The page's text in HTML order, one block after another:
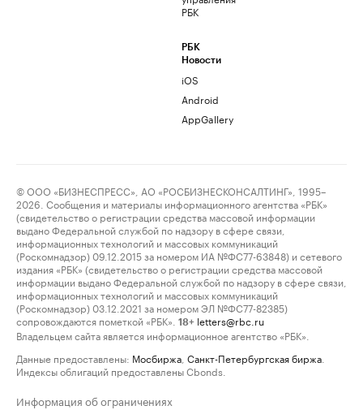
РБК
РБК
Новости
iOS
Android
AppGallery
© ООО «БИЗНЕСПРЕСС», АО «РОСБИЗНЕСКОНСАЛТИНГ», 1995–
2026. Сообщения и материалы информационного агентства «РБК»
(свидетельство о регистрации средства массовой информации
выдано Федеральной службой по надзору в сфере связи,
информационных технологий и массовых коммуникаций
(Роскомнадзор) 09.12.2015 за номером ИА №ФС77-63848) и сетевого
издания «РБК» (свидетельство о регистрации средства массовой
информации выдано Федеральной службой по надзору в сфере связи,
информационных технологий и массовых коммуникаций
(Роскомнадзор) 03.12.2021 за номером ЭЛ №ФС77-82385)
сопровождаются пометкой «РБК».
18+ letters@rbc.ru
Владельцем сайта является информационное агентство «РБК».
Данные предоставлены: Мосбиржа Санкт-Петербургская биржа
Индексы облигаций предоставлены Cbonds.
Информация об ограничениях